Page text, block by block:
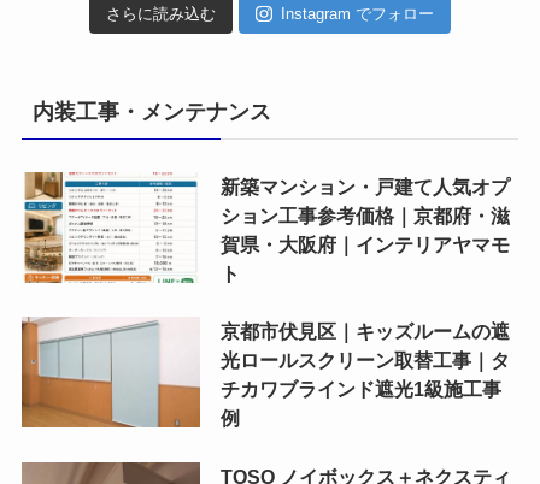
さらに読み込む Instagram でフォロー
内装工事・メンテナンス
新築マンション・戸建て人気オプ
ション工事参考価格｜京都府・滋
賀県・大阪府｜インテリアヤマモ
ト
京都市伏見区｜キッズルームの遮
光ロールスクリーン取替工事｜タ
チカワブラインド遮光1級施工事
例
TOSO ノイボックス＋ネクスティ